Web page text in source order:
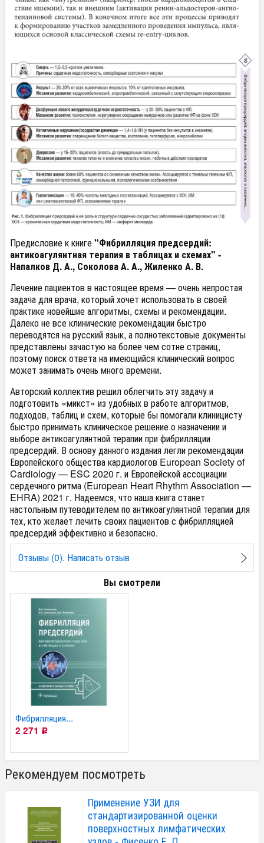
Предисловие к книге"Фибрилляция предсердий:
антикоагулянтная терапия в таблицах и схемах" -
Напалков Д. А., Соколова А. А., Жиленко А. В.
Лечение пациентов в настоящее время — очень непростая
задача для врача, который хочет использовать в своей
практике новейшие алгоритмы, схемы и рекомендации.
Далеко не все клинические рекомендации быстро
переводятся на русский язык, а полнотекстовые документы
представлены зачастую на более чем сотне страниц,
поэтому поиск ответа на имеющийся клинический вопрос
может занимать очень много времени.
Авторский коллектив решил облегчить эту задачу и
подготовить «микст» из удобных в работе алгоритмов,
подходов, таблиц и схем, которые бы помогали клиницисту
быстро принимать клиническое решение о назначении и
выборе антикоагулянтной терапии при фибрилляции
предсердий. В основу данного издания легли рекомендации
Европейского общества кардиологов European Society of
Cardiology — ESC 2020 г. и Европейской ассоциации
сердечного ритма (European Heart Rhythm Association —
EHRA) 2021 г. Надеемся, что наша книга станет
настольным путеводителем по антикоагулянтной терапии для
тех, кто желает лечить своих пациентов с фибрилляцией
предсердий эффективно и безопасно.
Отзывы (0). Написать отзыв
Вы смотрели
Фибрилляция...
2 271
Р
Рекомендуем посмотреть
Применение УЗИ для
стандартизированной оценки
поверхностных лимфатических